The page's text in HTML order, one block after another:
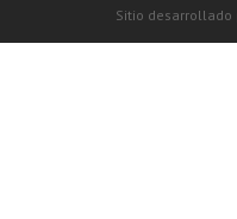
Sitio desarrollado